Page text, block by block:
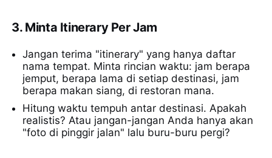
3. Minta Itinerary Per Jam
Jangan terima "itinerary" yang hanya daftar
nama tempat. Minta rincian waktu: jam berapa
jemput, berapa lama di setiap destinasi, jam
berapa makan siang, di restoran mana.
Hitung waktu tempuh antar destinasi. Apakah
realistis? Atau jangan-jangan Anda hanya akan
"foto di pinggir jalan" lalu buru-buru pergi?